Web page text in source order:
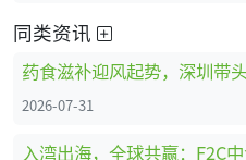
同类资讯
2026-07-31
入湾出海，全球共赢：F2C